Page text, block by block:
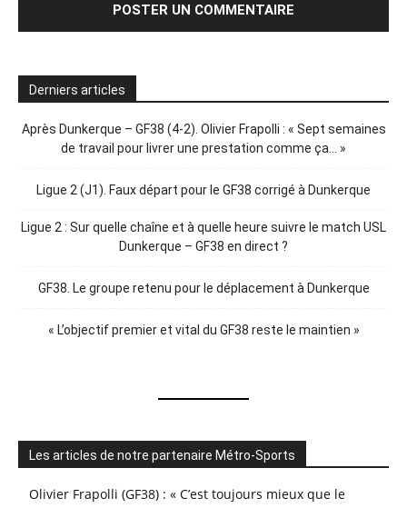
Derniers articles
Après Dunkerque – GF38 (4-2). Olivier Frapolli : « Sept semaines
de travail pour livrer une prestation comme ça… »
Ligue 2 (J1). Faux départ pour le GF38 corrigé à Dunkerque
Ligue 2 : Sur quelle chaîne et à quelle heure suivre le match USL
Dunkerque – GF38 en direct ?
GF38. Le groupe retenu pour le déplacement à Dunkerque
« L’objectif premier et vital du GF38 reste le maintien »
Les articles de notre partenaire Métro-Sports
Olivier Frapolli (GF38) : « C’est toujours mieux que le